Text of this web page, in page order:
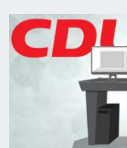
Bild